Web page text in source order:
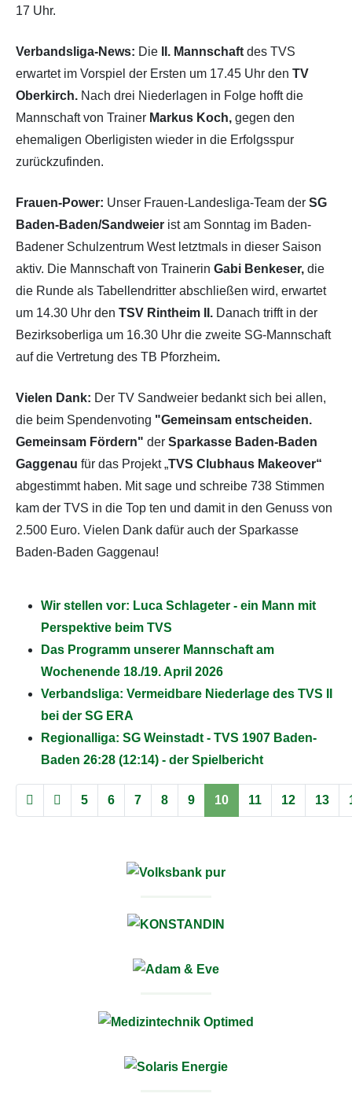
17 Uhr.
Verbandsliga-News: Die II. Mannschaft des TVS
erwartet im Vorspiel der Ersten um 17.45 Uhr den TV
Oberkirch. Nach drei Niederlagen in Folge hofft die
Mannschaft von Trainer Markus Koch, gegen den
ehemaligen Oberligisten wieder in die Erfolgsspur
zurückzufinden.
Frauen-Power: Unser Frauen-Landesliga-Team der SG
Baden-Baden/Sandweier ist am Sonntag im Baden-
Badener Schulzentrum West letztmals in dieser Saison
aktiv. Die Mannschaft von Trainerin Gabi Benkeser, die
die Runde als Tabellendritter abschließen wird, erwartet
um 14.30 Uhr den TSV Rintheim II. Danach trifft in der
Bezirksoberliga um 16.30 Uhr die zweite SG-Mannschaft
auf die Vertretung des TB Pforzheim.
Vielen Dank: Der TV Sandweier bedankt sich bei allen,
die beim Spendenvoting "Gemeinsam entscheiden.
Gemeinsam Fördern" der Sparkasse Baden-Baden
Gaggenau für das Projekt „TVS Clubhaus Makeover“
abgestimmt haben. Mit sage und schreibe 738 Stimmen
kam der TVS in die Top ten und damit in den Genuss von
2.500 Euro. Vielen Dank dafür auch der Sparkasse
Baden-Baden Gaggenau!
Wir stellen vor: Luca Schlageter - ein Mann mit
Perspektive beim TVS
Das Programm unserer Mannschaft am
Wochenende 18./19. April 2026
Verbandsliga: Vermeidbare Niederlage des TVS II
bei der SG ERA
Regionalliga: SG Weinstadt - TVS 1907 Baden-
Baden 26:28 (12:14) - der Spielbericht
Seite 10 von 637
5 6 7 8 9 10 11 12 13